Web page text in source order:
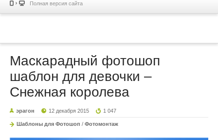
Полная версия сайта
Маскарадный фотошоп
шаблон для девочки –
Снежная королева
эрагон 12 декабря 2015 1 047
Шаблоны для Фотошоп / Фотомонтаж